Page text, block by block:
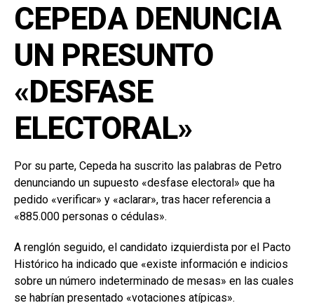
CEPEDA DENUNCIA
UN PRESUNTO
«DESFASE
ELECTORAL»
Por su parte, Cepeda ha suscrito las palabras de Petro
denunciando un supuesto «desfase electoral» que ha
pedido «verificar» y «aclarar», tras hacer referencia a
«885.000 personas o cédulas».
A renglón seguido, el candidato izquierdista por el Pacto
Histórico ha indicado que «existe información e indicios
sobre un número indeterminado de mesas» en las cuales
se habrían presentado «votaciones atípicas».